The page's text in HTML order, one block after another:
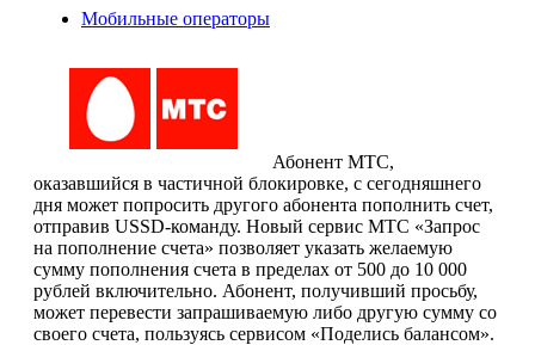
Мобильные операторы
Абонент МТС,
оказавшийся в частичной блокировке, с сегодняшнего
дня может попросить другого абонента пополнить счет,
отправив USSD-команду. Новый сервис МТС «Запрос
на пополнение счета» позволяет указать желаемую
сумму пополнения счета в пределах от 500 до 10 000
рублей включительно. Абонент, получивший просьбу,
может перевести запрашиваемую либо другую сумму со
своего счета, пользуясь сервисом «Поделись балансом».